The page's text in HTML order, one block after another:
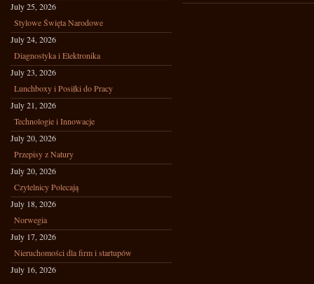
July 25, 2026
Stylowe Święta Narodowe
July 24, 2026
Diagnostyka i Elektronika
July 23, 2026
Lunchboxy i Posiłki do Pracy
July 21, 2026
Technologie i Innowacje
July 20, 2026
Przepisy z Natury
July 20, 2026
Czytelnicy Polecają
July 18, 2026
Norwegia
July 17, 2026
Nieruchomości dla firm i startupów
July 16, 2026